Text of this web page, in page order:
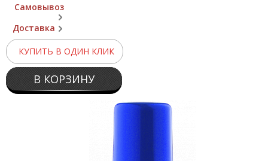
Самовывоз
Доставка
КУПИТЬ В ОДИН КЛИК
В КОРЗИНУ